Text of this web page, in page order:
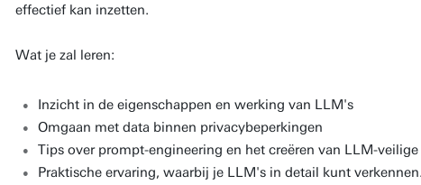
effectief kan inzetten.
Wat je zal leren:
Inzicht in de eigenschappen en werking van LLM's
Omgaan met data binnen privacybeperkingen
Tips over prompt-engineering en het creëren van LLM-veilige
Praktische ervaring, waarbij je LLM's in detail kunt